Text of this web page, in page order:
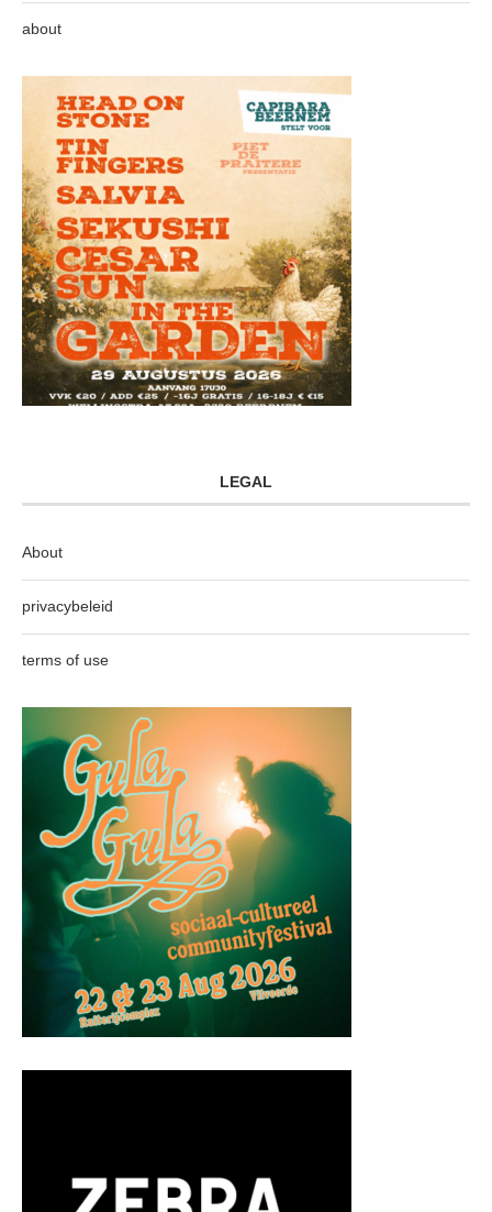
about
LEGAL
About
privacybeleid
terms of use